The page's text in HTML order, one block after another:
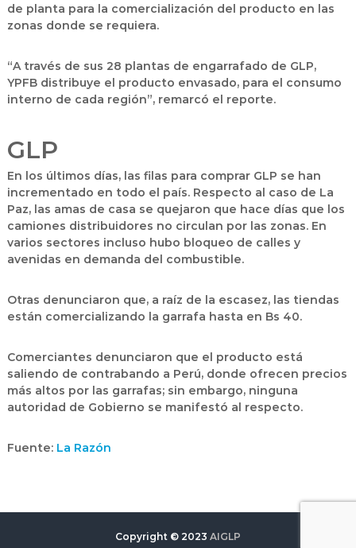
de planta para la comercialización del producto en las
zonas donde se requiera.
“A través de sus 28 plantas de engarrafado de GLP,
YPFB distribuye el producto envasado, para el consumo
interno de cada región”, remarcó el reporte.
GLP
En los últimos días, las filas para comprar GLP se han
incrementado en todo el país. Respecto al caso de La
Paz, las amas de casa se quejaron que hace días que los
camiones distribuidores no circulan por las zonas. En
varios sectores incluso hubo bloqueo de calles y
avenidas en demanda del combustible.
Otras denunciaron que, a raíz de la escasez, las tiendas
están comercializando la garrafa hasta en Bs 40.
Comerciantes denunciaron que el producto está
saliendo de contrabando a Perú, donde ofrecen precios
más altos por las garrafas; sin embargo, ninguna
autoridad de Gobierno se manifestó al respecto.
Fuente: La Razón
Copyright © 2023 AIGLP